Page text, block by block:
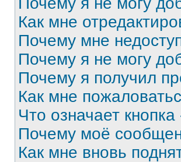
Как мне
Почему мне
Почему я не могу
Почему я получил
Как мне
Что означает
Почему моё
Как мне вновь